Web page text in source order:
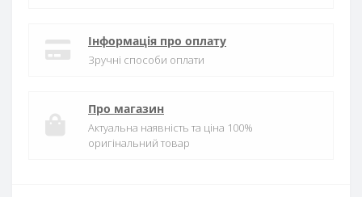
Інформація про оплату
Зручні способи оплати
Про магазин
Актуальна наявність та ціна 100%
оригінальний товар